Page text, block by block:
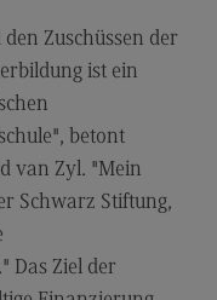
Zuschüssen der
ist ein
betont
van Zyl. "Mein
Schwarz Stiftung,
Das Ziel der